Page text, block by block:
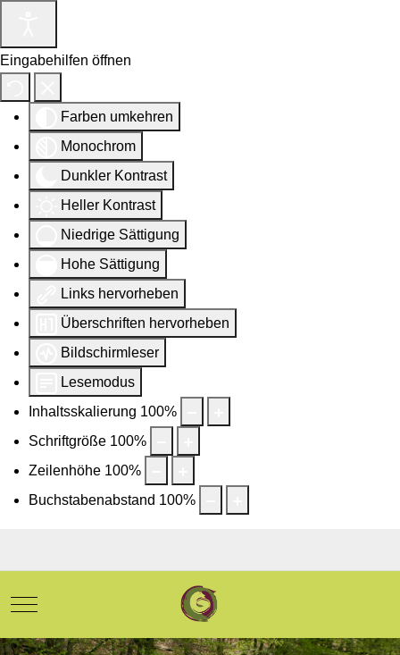
Eingabehilfen öffnen
Farben umkehren
Monochrom
Dunkler Kontrast
Heller Kontrast
Niedrige Sättigung
Hohe Sättigung
Links hervorheben
Überschriften hervorheben
Bildschirmleser
Lesemodus
Inhaltsskalierung 100%
Schriftgröße 100%
Zeilenhöhe 100%
Buchstabenabstand 100%
Mobile Menu Toggle